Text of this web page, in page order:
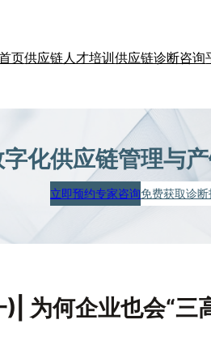
页供应链人才培训供应链诊断咨询
化供应链管理与
立即预约专家咨询免费获取诊
)| 为何企业也会“